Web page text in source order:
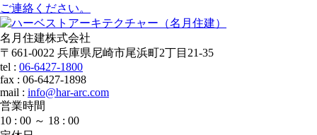
ご連絡ください。
名月住建株式会社
〒661-0022 兵庫県尼崎市尾浜町2丁目21-35
tel : 06-6427-1800
fax : 06-6427-1898
mail : info@har-arc.com
営業時間
10 : 00 ～ 18 : 00